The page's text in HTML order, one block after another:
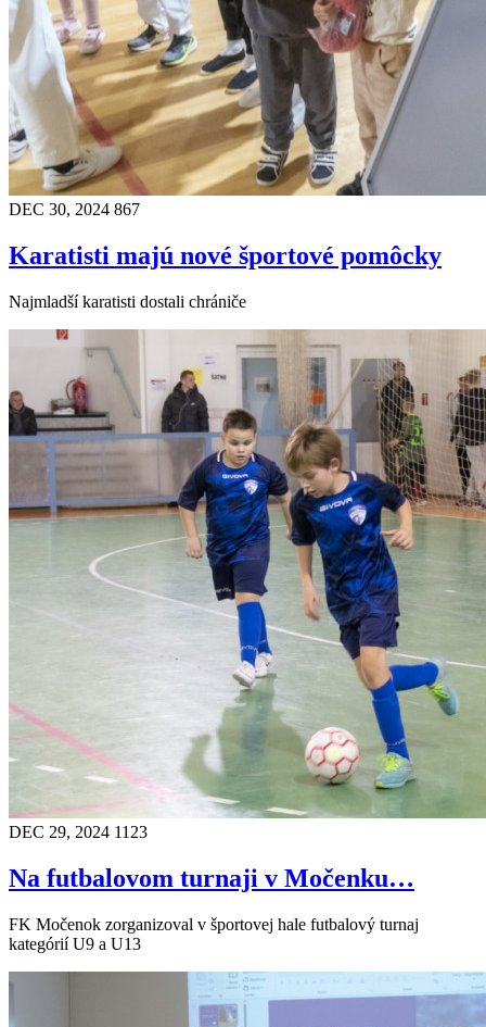
DEC 30, 2024 867
Karatisti majú nové športové pomôcky
Najmladší karatisti dostali chrániče
DEC 29, 2024 1123
Na futbalovom turnaji v Močenku…
FK Močenok zorganizoval v športovej hale futbalový turnaj
kategórií U9 a U13